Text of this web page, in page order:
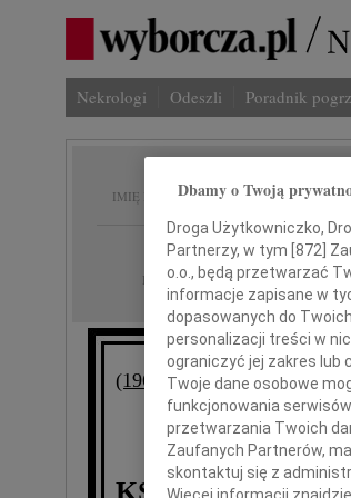
Nekrologi Odeszli Poradnik
IMIĘ I NAZWISKO: Adam
REGION: Warszawa, cała Polska
DATA EMISJI: 24.04.2010
(1965-2010)
Dbamy o Twoją
Droga Użytkowniczko,
Partnerzy, w tym [ 872 ]
o.o., będą przetwarzać
informacje zapisane w
dopasowanych do
personalizacji treści w
ograniczyć jej zakres lub
Twoje dane osobowe
funkcjonowania
przetwarzania Twoich
Zaufanych Partnerów,
skontaktuj się z